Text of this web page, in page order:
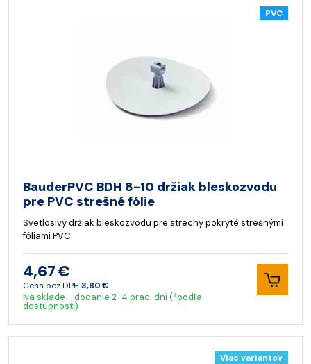
PVC
BauderPVC BDH 8-10 držiak bleskozvodu
pre PVC strešné fólie
Svetlosivý držiak bleskozvodu pre strechy pokryté strešnými
fóliami PVC.
4,67 €
Cena bez DPH 3,80 €
Na sklade - dodanie 2-4 prac. dni (*podľa
dostupnosti)
Viac variantov